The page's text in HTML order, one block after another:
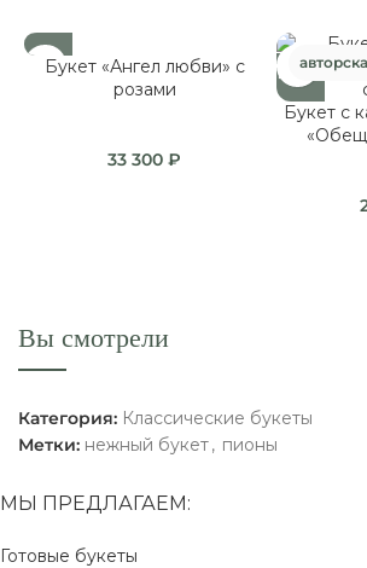
Букет «Ангел любви» с
розами
33 300 ₽
Букет с
Вы смотрели
Категория: Классические букеты
Метки: нежный букет, пионы
МЫ ПРЕДЛАГАЕМ:
Готовые букеты